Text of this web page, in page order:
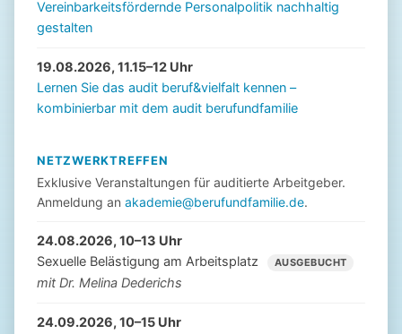
Vereinbarkeitsfördernde Personalpolitik nachhaltig
gestalten
19.08.2026, 11.15–12 Uhr
Lernen Sie das audit beruf&vielfalt kennen –
kombinierbar mit dem audit berufundfamilie
NETZWERKTREFFEN
Exklusive Veranstaltungen für auditierte Arbeitgeber.
Anmeldung an akademie@berufundfamilie.de.
24.08.2026, 10–13 Uhr
Sexuelle Belästigung am Arbeitsplatz
AUSGEBUCHT
mit Dr. Melina Dederichs
24.09.2026, 10–15 Uhr